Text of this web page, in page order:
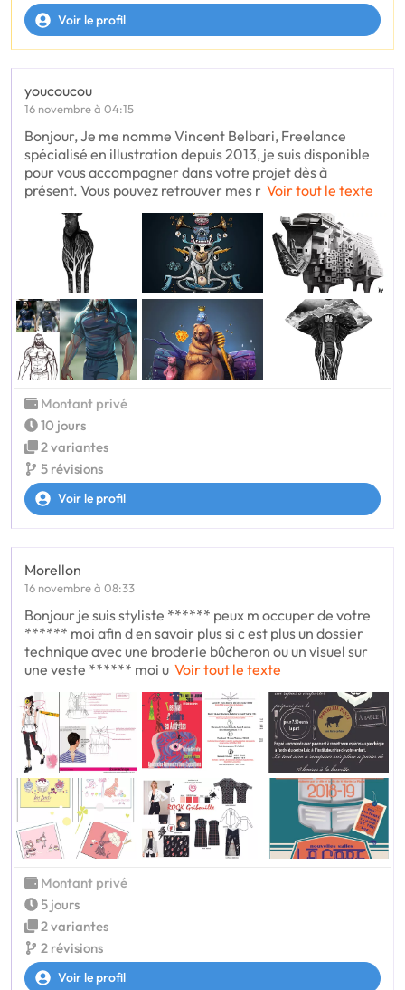
Voir le profil
youcoucou
16 novembre à 04:15
Bonjour, Je me nomme Vincent Belbari, Freelance
spécialisé en illustration depuis 2013, je suis disponible
pour vous accompagner dans votre projet dès à
présent. Vous pouvez retrouver mes r Voir tout le texte
Montant privé
10 jours
2 variantes
5 révisions
Voir le profil
Morellon
16 novembre à 08:33
Bonjour je suis styliste ****** peux m occuper de votre
****** moi afin d en savoir plus si c est plus un dossier
technique avec une broderie bûcheron ou un visuel sur
une veste ****** moi u Voir tout le texte
Montant privé
5 jours
2 variantes
2 révisions
Voir le profil